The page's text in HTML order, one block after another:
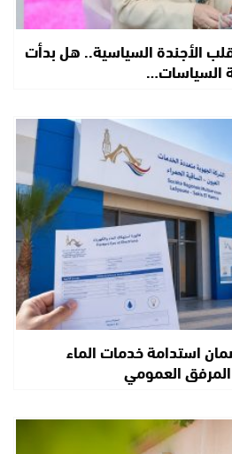
الأجندة السياسية.. هل بدأت
السياسات…
استدامة خدمات الماء
المرفق العمومي